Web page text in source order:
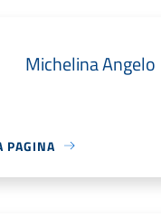
Michelina Angelo
PAGINA